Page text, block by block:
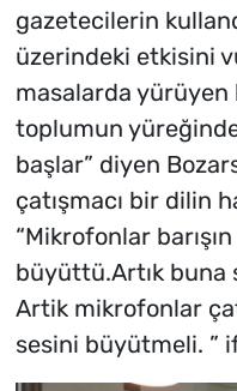
gazetecilerin
üzerindeki etkisini
masalarda
toplumun
başlar” diyen
çatışmacı bir dilin
“Mikrofonlar
büyüttü.Artık buna
Artik mikrofonlar
sesini büyütmeli. ”